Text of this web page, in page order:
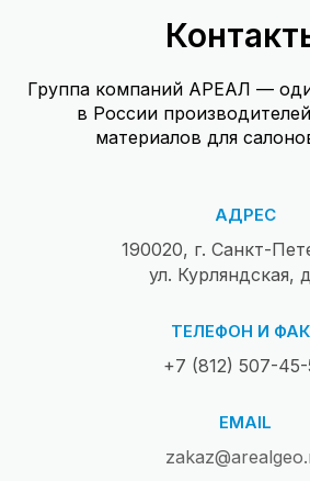
Группа компаний АРЕАЛ —
в России
материалов для
АДРЕС
190020, г. Санкт-
ул. Курляндская,
ТЕЛЕФОН И
+7 (812) 507-45-
EMAIL